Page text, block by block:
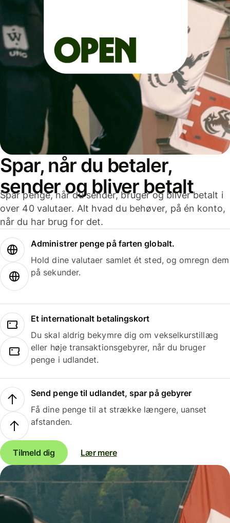
Spar, når du betaler,
sender og bliver betalt
Spar penge, når du sender, bruger og bliver betalt i
over 40 valutaer. Alt hvad du behøver, på én konto,
når du har brug for det.
Administrer penge på farten globalt.
Hold dine valutaer samlet ét sted, og omregn dem
på sekunder.
Et internationalt betalingskort
Du skal aldrig bekymre dig om vekselkurstillæg
eller høje transaktionsgebyrer, når du bruger
penge i udlandet.
Send penge til udlandet, spar på gebyrer
Få dine penge til at strække længere, uanset
afstanden.
Tilmeld dig Lær mere